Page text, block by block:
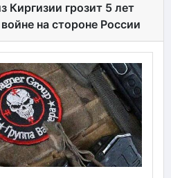
Киргизии грозит 5 лет
на стороне России